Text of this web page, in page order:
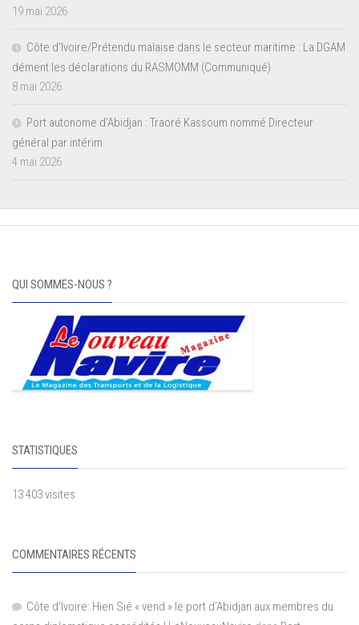
19 mai 2026
Côte d’Ivoire/Prétendu malaise dans le secteur maritime : La DGAM
dément les déclarations du RASMOMM (Communiqué)
8 mai 2026
Port autonome d’Abidjan : Traoré Kassoum nommé Directeur
général par intérim
4 mai 2026
QUI SOMMES-NOUS ?
STATISTIQUES
13 403 visites
COMMENTAIRES RÉCENTS
Côte d'Ivoire: Hien Sié « vend » le port d'Abidjan aux membres du